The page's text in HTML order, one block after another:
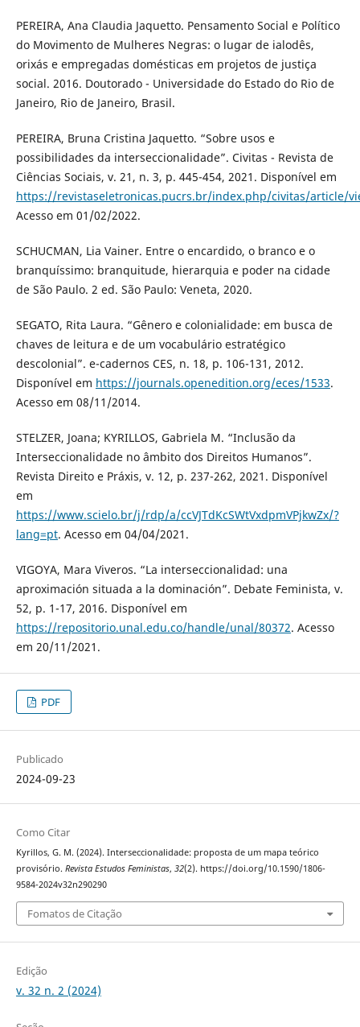
PEREIRA, Ana Claudia Jaquetto. Pensamento Social e Político
do Movimento de Mulheres Negras: o lugar de ialodês,
orixás e empregadas domésticas em projetos de justiça
social. 2016. Doutorado - Universidade do Estado do Rio de
Janeiro, Rio de Janeiro, Brasil.
PEREIRA, Bruna Cristina Jaquetto. “Sobre usos e
possibilidades da interseccionalidade”. Civitas - Revista de
Ciências Sociais, v. 21, n. 3, p. 445-454, 2021. Disponível em
https://revistaseletronicas.pucrs.br/index.php/civitas/article/
Acesso em 01/02/2022.
SCHUCMAN, Lia Vainer. Entre o encardido, o branco e o
branquíssimo: branquitude, hierarquia e poder na cidade
de São Paulo. 2 ed. São Paulo: Veneta, 2020.
SEGATO, Rita Laura. “Gênero e colonialidade: em busca de
chaves de leitura e de um vocabulário estratégico
descolonial”. e-cadernos CES, n. 18, p. 106-131, 2012.
Disponível em https://journals.openedition.org/eces/1533.
Acesso em 08/11/2014.
STELZER, Joana; KYRILLOS, Gabriela M. “Inclusão da
Interseccionalidade no âmbito dos Direitos Humanos”.
Revista Direito e Práxis, v. 12, p. 237-262, 2021. Disponível
em
https://www.scielo.br/j/rdp/a/ccVJTdKcSWtVxdpmVPjkwZx/?
lang=pt. Acesso em 04/04/2021.
VIGOYA, Mara Viveros. “La interseccionalidad: una
aproximación situada a la dominación”. Debate Feminista, v.
52, p. 1-17, 2016. Disponível em
https://repositorio.unal.edu.co/handle/unal/80372. Acesso
em 20/11/2021.
PDF
Publicado
2024-09-23
Como Citar
Kyrillos, G. M. (2024). Interseccionalidade: proposta de um mapa teórico
provisório. Revista Estudos Feministas, 32(2). https://doi.org/10.1590/1806-
9584-2024v32n290290
Fomatos de Citação
Edição
v. 32 n. 2 (2024)